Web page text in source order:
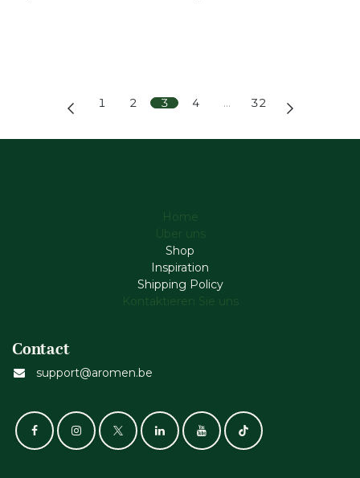
1 2 3 4 … 32
Home
Über uns
Shop
Inspiration
Shipping Policy
Kontaktieren Sie uns
Contact
support@aromen.be